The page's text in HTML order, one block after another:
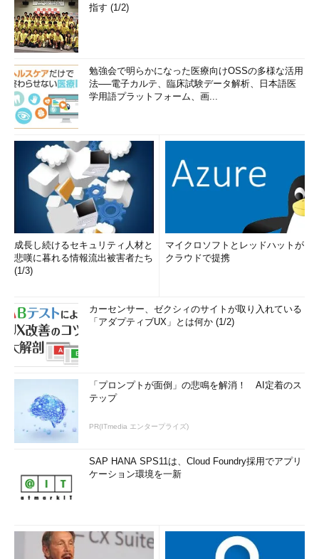
指す (1/2)
勉強会で明らかになった医療向けOSSの多様な活用
法──電子カルテ、臨床試験データ解析、日本語医
学用語プラットフォーム、画...
成長し続けるセキュリティ人材と
悲嘆に暮れる情報流出被害者たち
(1/3)
マイクロソフトとレッドハットが
クラウドで提携
カーセンサー、ゼクシィのサイトが取り入れている
「アダプティブUX」とは何か (1/2)
「プロンプトが面倒」の悲鳴を解消！ AI定着のス
テップ
PR(ITmedia エンタープライズ)
SAP HANA SPS11は、Cloud Foundry採用でアプリ
ケーション環境を一新